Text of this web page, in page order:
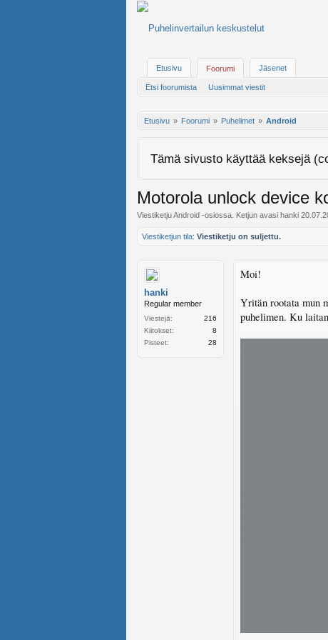
Etusivu Foorumi
Etsi foorumista Uusimmat viestit
Jäsenet
Etusivu Foorumi Puhelimet Android
Tämä sivusto käyttää keksejä
Motorola unlock device
ViestiketjuAndroid -osiossa. Ketjun avasi hanki
Viestiketjun tila: Viestiketju on suljettu.
hanki
Regular member
Viestejä:
216
Kiitokset:
8
Pisteet:
28
Moi!
Yritän rootata mun
puhelimen. Ku